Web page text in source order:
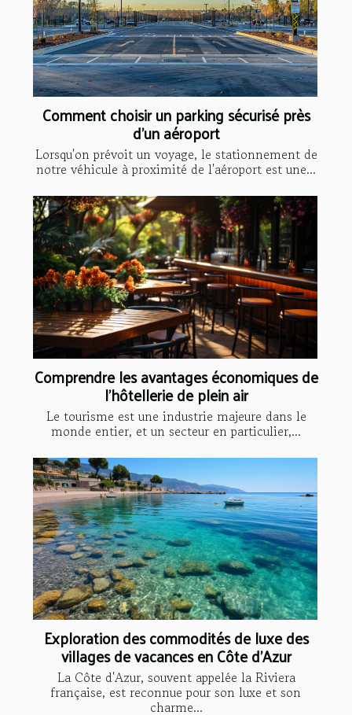
Comment choisir un parking sécurisé près
d'un aéroport
Lorsqu'on prévoit un voyage, le stationnement de
notre véhicule à proximité de l'aéroport est une...
Comprendre les avantages économiques de
l'hôtellerie de plein air
Le tourisme est une industrie majeure dans le
monde entier, et un secteur en particulier,...
Exploration des commodités de luxe des
villages de vacances en Côte d'Azur
La Côte d'Azur, souvent appelée la Riviera
française, est reconnue pour son luxe et son
charme...